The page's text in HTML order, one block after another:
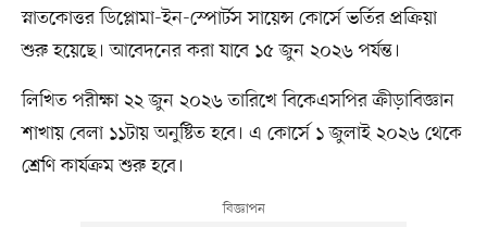
স্নাতকোত্তর ডিপ্লোমা-ইন-স্পোর্টস সায়েন্স কোর্সে ভর্তির প্রক্রিয়া
শুরু হয়েছে। আবেদনের করা যাবে ১৫ জুন ২০২৬ পর্যন্ত।
লিখিত পরীক্ষা ২২ জুন ২০২৬ তারিখে বিকেএসপির ক্রীড়াবিজ্ঞান
শাখায় বেলা ১১টায় অনুষ্টিত হবে। এ কোর্সে ১ জুলাই ২০২৬ থেকে
শ্রেণি কার্যক্রম শুরু হবে।